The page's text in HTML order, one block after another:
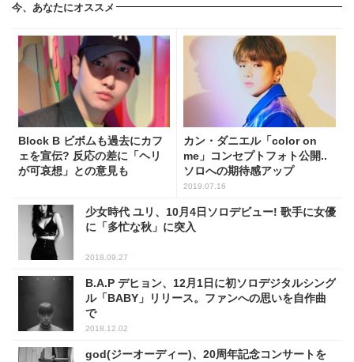
今、あなたにオススメ
Block B ビボムも過去にカフ
ェを宣伝? 反応の差に「ヘリ
が可哀想」との意見も
カン・ダニエル「color on
me」コンセプトフォト公開..
ソロへの期待感アップ
2019.07.16
少女時代 ユリ、10月4日ソロデビュー! 歌手に女優
に「多忙な秋」に突入
2018.09.27
B.A.P デヒョン、12月1日に初ソロデジタルシング
ル「BABY」リリース。ファンへの思いを自作曲
で
2018.12.02
god(ジーオーディー)、20周年記念コンサートを